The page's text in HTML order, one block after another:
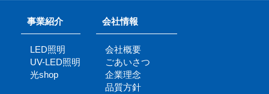
事業紹介
LED照明
UV-LED照明
光shop
会社情報
会社概要
ごあいさつ
企業理念
品質方針